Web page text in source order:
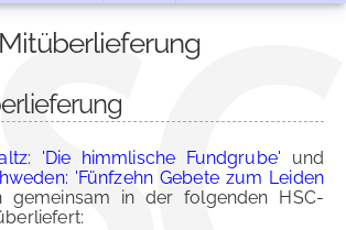
Mitüberlieferung
'Die himmlische Fundgrube' und
'Fünfzehn Gebete zum Leiden
gemeinsam in der folgenden HSC-